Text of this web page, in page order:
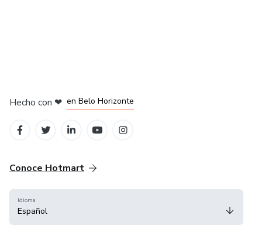
Hecho con ❤ en Belo Horizonte
Conoce Hotmart
Idioma
Español